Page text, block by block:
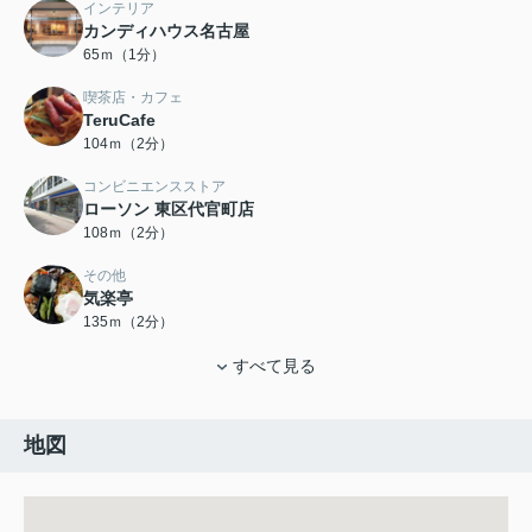
インテリア
カンディハウス名古屋
65ｍ（1分）
喫茶店・カフェ
TeruCafe
104ｍ（2分）
コンビニエンスストア
ローソン 東区代官町店
108ｍ（2分）
その他
気楽亭
135ｍ（2分）
すべて見る
地図